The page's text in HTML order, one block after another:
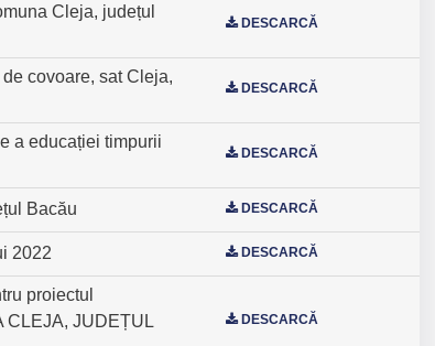
Cleja, județul
DESCARCĂ
covoare, sat Cleja,
DESCARCĂ
a educației timpurii
DESCARCĂ
Bacău DESCARCĂ
2022 DESCARCĂ
proiectul
CLEJA, JUDEȚUL
DESCARCĂ